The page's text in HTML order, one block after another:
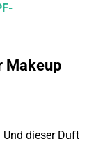
Makeup
dieser Duft